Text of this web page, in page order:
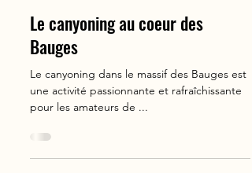
Fred Vallet
30 avr. 2024
1 min de lecture
Le canyoning au coeur des
Bauges